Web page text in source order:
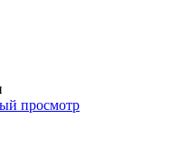
просмотр